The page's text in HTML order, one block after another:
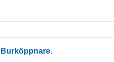
Burköppnare.